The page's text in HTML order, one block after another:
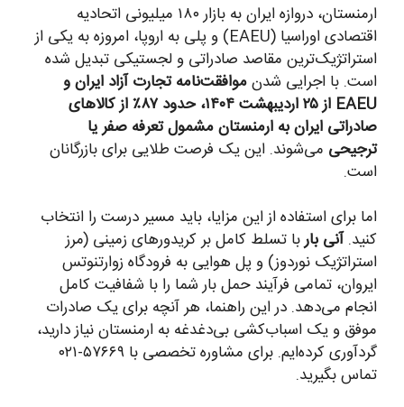
ارمنستان، دروازه ایران به بازار ۱۸۰ میلیونی اتحادیه
اقتصادی اوراسیا (EAEU) و پلی به اروپا، امروزه به یکی از
استراتژیک‌ترین مقاصد صادراتی و لجستیکی تبدیل شده
است. با اجرایی شدنموافقت‌نامه تجارت آزاد ایران و
EAEU از ۲۵ اردیبهشت ۱۴۰۴، حدود ۸۷٪ از کالاهای
صادراتی ایران به ارمنستان مشمول تعرفه صفر یا
ترجیحی می‌شوند. این یک فرصت طلایی برای بازرگانان
است.
اما برای استفاده از این مزایا، باید مسیر درست را انتخاب
کنید.آنی باربا تسلط کامل بر کریدورهای زمینی (مرز
استراتژیک نوردوز) و پل هوایی به فرودگاه زوارتنوتس
ایروان، تمامی فرآیند حمل بار شما را با شفافیت کامل
انجام می‌دهد. در این راهنما، هر آنچه برای یک صادرات
موفق و یک اسباب‌کشی بی‌دغدغه به ارمنستان نیاز دارید،
گردآوری کرده‌ایم. برای مشاوره تخصصی با ۵۷۶۶۹-۰۲۱
تماس بگیرید.